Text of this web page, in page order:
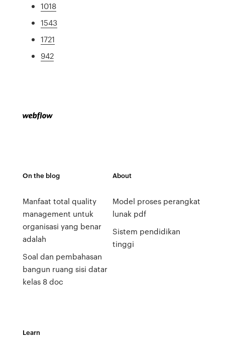
1018
1543
1721
942
On the blog
Manfaat total quality
management untuk
organisasi yang benar
adalah
Soal dan pembahasan
bangun ruang sisi datar
kelas 8 doc
About
Model proses perangkat
lunak pdf
Sistem pendidikan
tinggi
Learn